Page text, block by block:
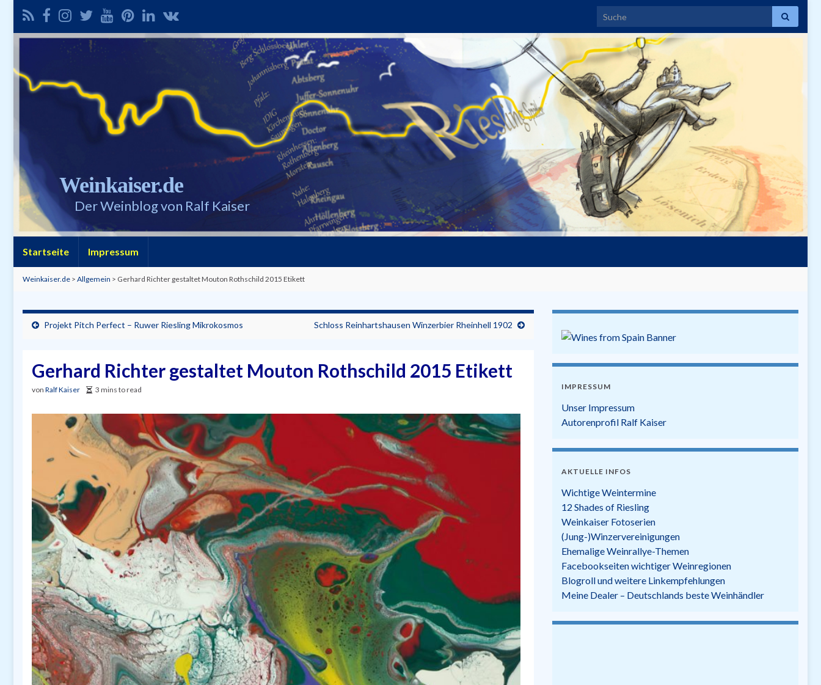
Search for:
Weinkaiser.de
Der Weinblog von Ralf Kaiser
Startseite Impressum
Weinkaiser.de > Allgemein > Gerhard Richter gestaltet Mouton Rothschild 2015 Etikett
Projekt Pitch Perfect – Ruwer Riesling Mikrokosmos Schloss Reinhartshausen Winzerbier Rheinhell 1902
Gerhard Richter gestaltet Mouton Rothschild 2015 Etikett
von Ralf Kaiser 3 mins to read IMPRESSUM
Unser Impressum
Autorenprofil Ralf Kaiser
AKTUELLE INFOS
Wichtige Weintermine
12 Shades of Riesling
Weinkaiser Fotoserien
(Jung-)Winzervereinigungen
Ehemalige Weinrallye-Themen
Facebookseiten wichtiger Weinregionen
Blogroll und weitere Linkempfehlungen
Meine Dealer – Deutschlands beste Weinhändler